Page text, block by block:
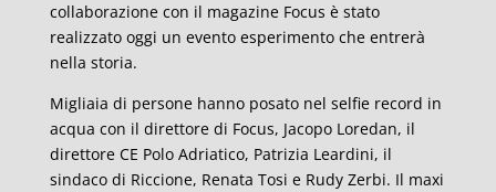
collaborazione con il magazine Focus è stato
realizzato oggi un evento esperimento che entrerà
nella storia.
Migliaia di persone hanno posato nel selfie record in
acqua con il direttore di Focus, Jacopo Loredan, il
direttore CE Polo Adriatico, Patrizia Leardini, il
sindaco di Riccione, Renata Tosi e Rudy Zerbi. Il maxi